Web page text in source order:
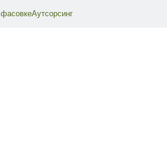
фасовкеАутсорсинг